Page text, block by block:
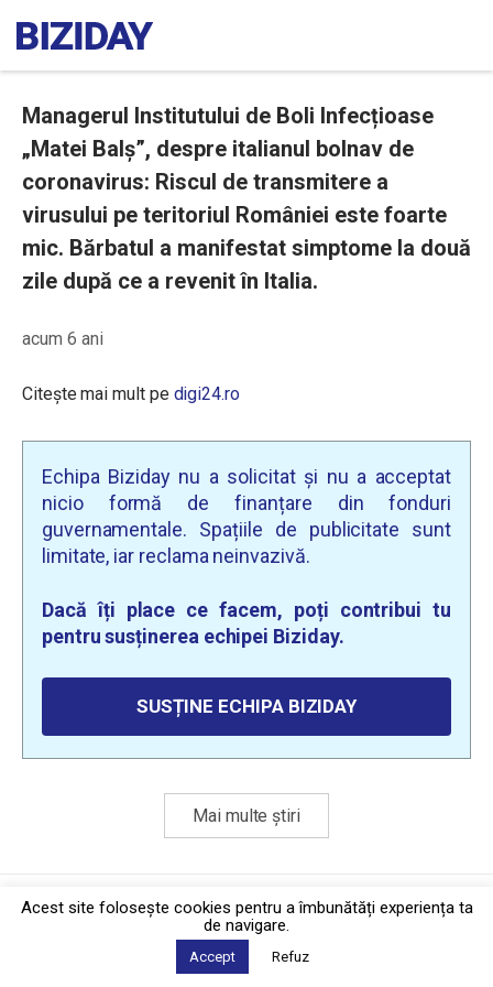
Managerul Institutului de Boli Infecțioase
„Matei Balș”, despre italianul bolnav de
coronavirus: Riscul de transmitere a
virusului pe teritoriul României este foarte
mic. Bărbatul a manifestat simptome la două
zile după ce a revenit în Italia.
acum 6 ani
Citește mai mult pe digi24.ro
Echipa Biziday nu a solicitat și nu a acceptat
nicio formă de finanțare din fonduri
guvernamentale. Spațiile de publicitate sunt
limitate, iar reclama neinvazivă.
Dacă îți place ce facem, poți contribui tu
pentru susținerea echipei Biziday.
SUSȚINE ECHIPA BIZIDAY
Mai multe știri
Politica de confidențialitate·Contact
2026 © Biziday
Acest site foloseşte cookies pentru a îmbunătăți experiența ta
de navigare.
Accept Refuz